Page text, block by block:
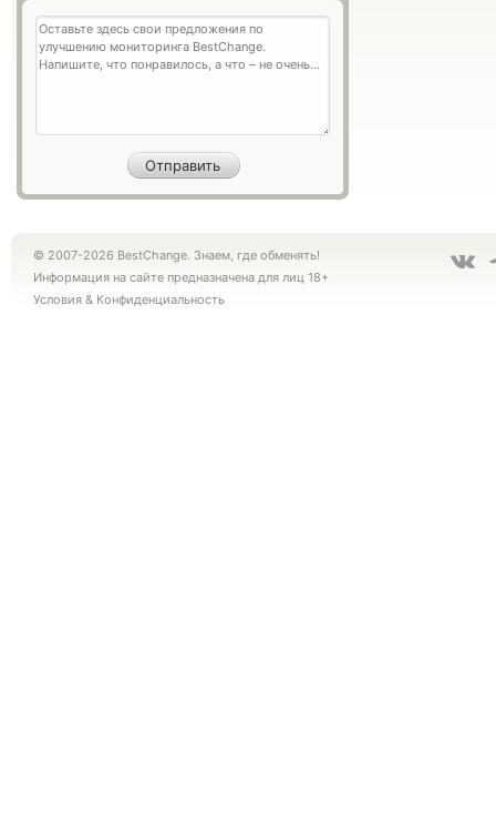
© 2007-2026 BestChange. Знаем, где обменять!
Информация на сайте предназначена для лиц 18+
Условия & Конфиденциальность